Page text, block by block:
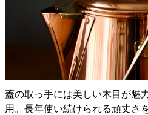
蓋の取っ手には美しい木目が魅
用。長年使い続けられる頑丈さ